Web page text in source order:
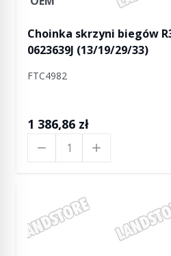
Choinka skrzyni biegów
0623639J (13/19/29/33)
FTC4982
1 386,86 zł